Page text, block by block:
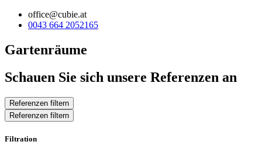
office@cubie.at
0043 664 2052165
Gartenräume
Schauen Sie sich unsere Referenzen an
Referenzen filtern
Referenzen filtern
Filtration